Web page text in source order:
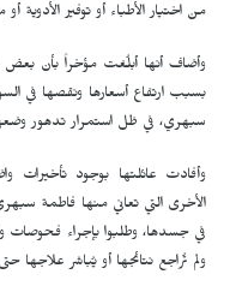
من اختيار الأطباء أو توفير الأدوية
وأضاف أنها أبلُغت مؤخراً بأن بعض
بسبب ارتفاع أسعارها ونقصها في
سبهري، في ظل استمرار تدهور
وأفادت عائلتها بوجود تأخيرات
الأخرى التي تعاني منها فاطمة
في جسدها، وطلبوا بإجراء فحوصات
ولم تُراجع نتائجها أو يُباشر علاجها